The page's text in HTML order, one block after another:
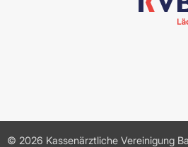
© 2026 Kassenärztliche Vereinigung